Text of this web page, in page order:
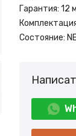
Гарантия: 12
Состояние: